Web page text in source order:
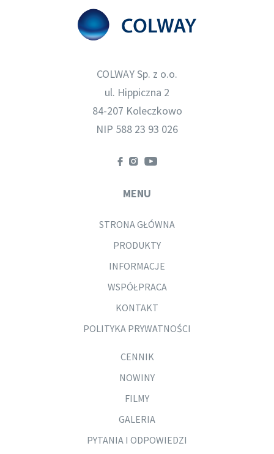
COLWAY Sp. z o.o.
ul. Hippiczna 2
84-207 Koleczkowo
NIP 588 23 93 026
MENU
STRONA GŁÓWNA
PRODUKTY
INFORMACJE
WSPÓŁPRACA
KONTAKT
POLITYKA PRYWATNOŚCI
CENNIK
NOWINY
FILMY
GALERIA
PYTANIA I ODPOWIEDZI